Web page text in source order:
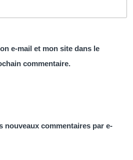
e-mail et mon site dans le
commentaire.
nouveaux commentaires par e-